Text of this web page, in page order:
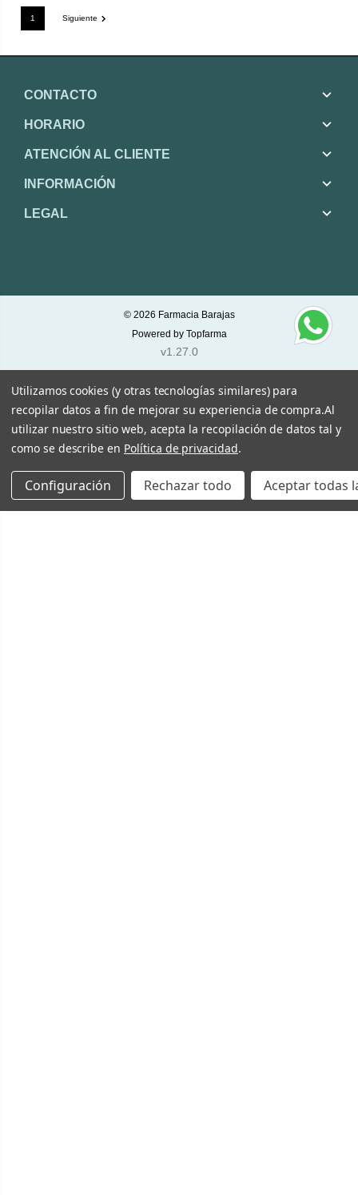
1 Siguiente
CONTACTO
HORARIO
ATENCIÓN AL CLIENTE
INFORMACIÓN
LEGAL
© 2026 Farmacia Barajas
Powered by Topfarma
v1.27.0
Utilizamos cookies (y otras tecnologías similares) para
recopilar datos a fin de mejorar su experiencia de compra.Al
utilizar nuestro sitio web, acepta la recopilación de datos tal y
como se describe en Política de privacidad.
Configuración Rechazar todo Aceptar todas